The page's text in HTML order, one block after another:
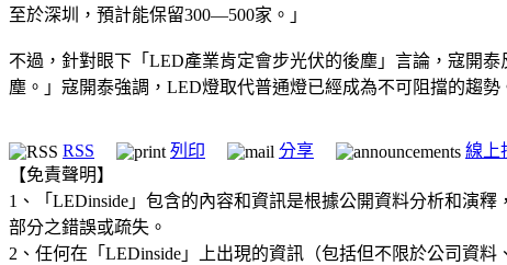
至於深圳，預計能保留300—500家。」
不過，針對眼下「LED產業肯定會步光伏的後塵」言論，寇開
塵。」寇開泰強調，LED燈取代普通燈已經成為不可阻擋的趨勢
RSS 列印 分享
線上
【免責聲明】
1、「LEDinside」包含的內容和資訊是根據公開資料分析和演
部分之錯誤或疏失。
2、任何在「LEDinside」上出現的資訊（包括但不限於公司資